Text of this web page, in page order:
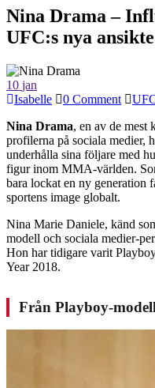
Nina Drama –
UFC:s nya
10 jan
Isabelle
0 Comment
Nina Drama, en av de mest
profilerna på sociala medier,
underhålla sina följare med
figur inom MMA-världen.
bara lockat en ny generation
sportens image globalt.
Nina Marie Daniele, känd
modell och sociala medier-
Hon har tidigare varit
Year 2018.
Från Playboy-